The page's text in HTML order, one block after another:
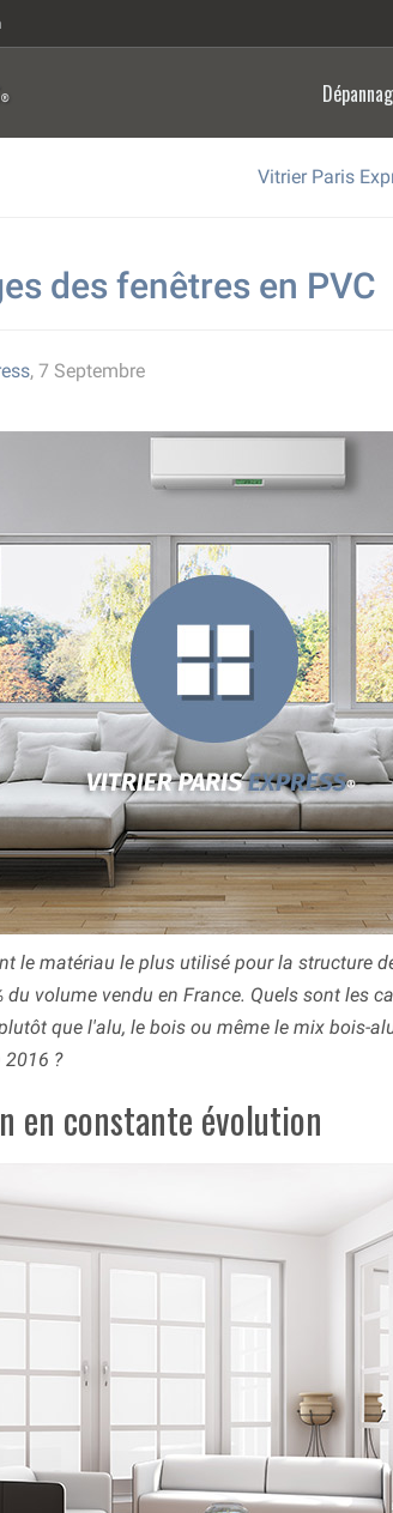
®
Vitrier Paris
des fenêtres en PVC
, 7 Septembre
le matériau le plus utilisé pour la structure
du volume vendu en France. Quels sont les
que l'alu, le bois ou même le mix bois-
2016 ?
en constante évolution